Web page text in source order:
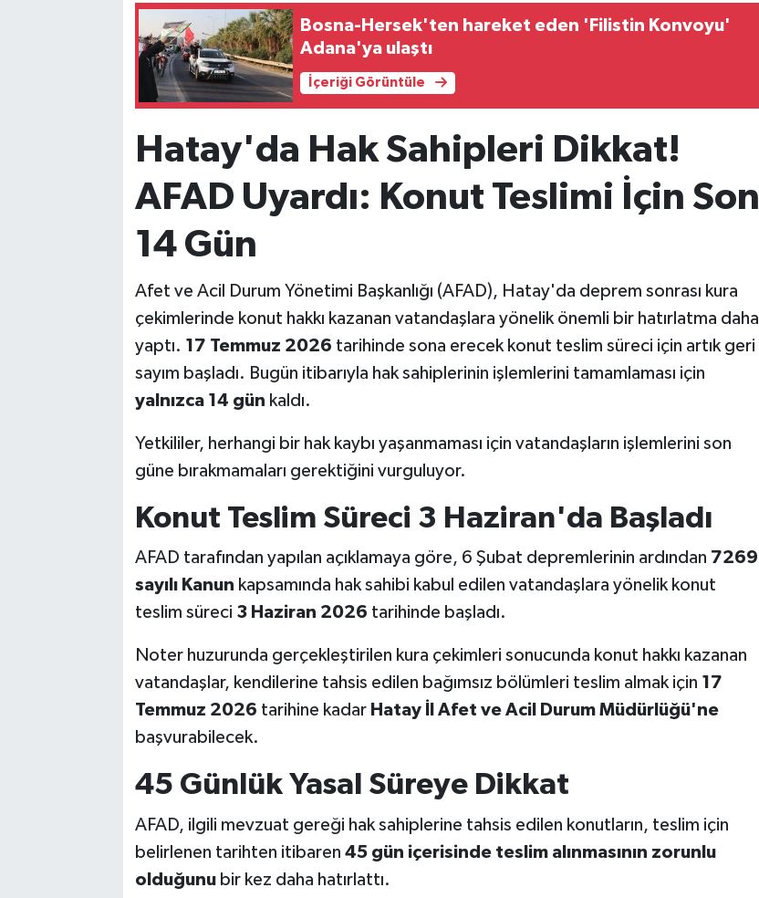
Bosna-Hersek'ten hareket eden 'Filistin Konvoyu'
Adana'ya ulaştı
İçeriği Görüntüle
Hatay'da Hak Sahipleri Dikkat!
AFAD Uyardı: Konut Teslimi İçin Son
14 Gün
Afet ve Acil Durum Yönetimi Başkanlığı (AFAD), Hatay'da deprem sonrası kura
çekimlerinde konut hakkı kazanan vatandaşlara yönelik önemli bir hatırlatma daha
yaptı. 17 Temmuz 2026 tarihinde sona erecek konut teslim süreci için artık geri
sayım başladı. Bugün itibarıyla hak sahiplerinin işlemlerini tamamlaması için
yalnızca 14 gün kaldı.
Yetkililer, herhangi bir hak kaybı yaşanmaması için vatandaşların işlemlerini son
güne bırakmamaları gerektiğini vurguluyor.
Konut Teslim Süreci 3 Haziran'da Başladı
AFAD tarafından yapılan açıklamaya göre, 6 Şubat depremlerinin ardından 7269
sayılı Kanun kapsamında hak sahibi kabul edilen vatandaşlara yönelik konut
teslim süreci 3 Haziran 2026 tarihinde başladı.
Noter huzurunda gerçekleştirilen kura çekimleri sonucunda konut hakkı kazanan
vatandaşlar, kendilerine tahsis edilen bağımsız bölümleri teslim almak için 17
Temmuz 2026 tarihine kadar Hatay İl Afet ve Acil Durum Müdürlüğü'ne
başvurabilecek.
45 Günlük Yasal Süreye Dikkat
AFAD, ilgili mevzuat gereği hak sahiplerine tahsis edilen konutların, teslim için
belirlenen tarihten itibaren 45 gün içerisinde teslim alınmasının zorunlu
olduğunubir kez daha hatırlattı.